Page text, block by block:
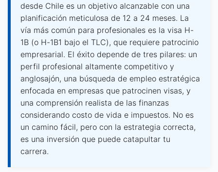
desde Chile es un objetivo alcanzable con una
planificación meticulosa de 12 a 24 meses. La
vía más común para profesionales es la visa H-
1B (o H-1B1 bajo el TLC), que requiere patrocinio
empresarial. El éxito depende de tres pilares: un
perfil profesional altamente competitivo y
anglosajón, una búsqueda de empleo estratégica
enfocada en empresas que patrocinen visas, y
una comprensión realista de las finanzas
considerando costo de vida e impuestos. No es
un camino fácil, pero con la estrategia correcta,
es una inversión que puede catapultar tu
carrera.